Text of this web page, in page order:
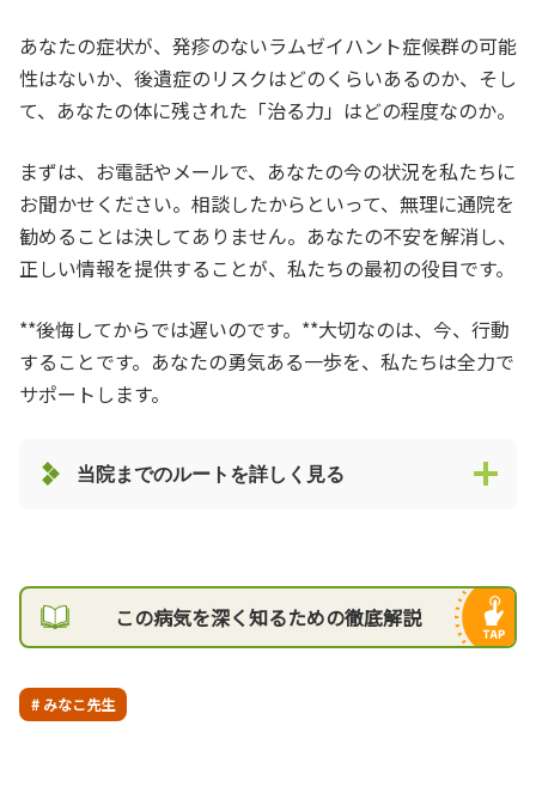
あなたの症状が、発疹のないラムゼイハント症候群の可能
性はないか、後遺症のリスクはどのくらいあるのか、そし
て、あなたの体に残された「治る力」はどの程度なのか。
まずは、お電話やメールで、あなたの今の状況を私たちに
お聞かせください。相談したからといって、無理に通院を
勧めることは決してありません。あなたの不安を解消し、
正しい情報を提供することが、私たちの最初の役目です。
**後悔してからでは遅いのです。**大切なのは、今、行動
することです。あなたの勇気ある一歩を、私たちは全力で
サポートします。
当院までのルートを詳しく見る
この病気を深く知るための徹底解説
# みなこ先生